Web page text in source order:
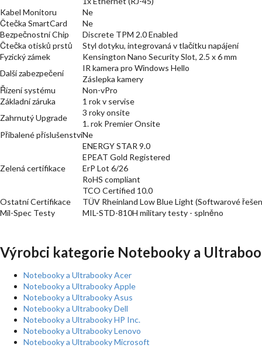
Kabel Monitoru
Ne
Čtečka SmartCard
Ne
Bezpečnostní Chip
Discrete TPM 2.0 Enabled
Čtečka otisků prstů
Styl dotyku, integrovaná v tlačítku napájení
Fyzický zámek
Kensington Nano Security Slot, 2.5 x 6 mm
Další zabezpečení
IR kamera pro Windows Hello
Záslepka kamery
Řízení systému
Non-vPro
Základní záruka
1 rok v servise
Zahrnutý Upgrade
3 roky onsite
1. rok Premier Onsite
Přibalené příslušenstvíNe
Zelená certifikace
ENERGY STAR 9.0
EPEAT Gold Registered
ErP Lot 6/26
RoHS compliant
TCO Certified 10.0
Ostatní Certifikace
TÜV Rheinland Low Blue Light (Softwarové
Mil-Spec Testy
MIL-STD-810H military testy - splněno
Výrobci kategorie Notebooky a
Notebooky a Ultrabooky Acer
Notebooky a Ultrabooky Apple
Notebooky a Ultrabooky Asus
Notebooky a Ultrabooky Dell
Notebooky a Ultrabooky HP Inc.
Notebooky a Ultrabooky Lenovo
Notebooky a Ultrabooky Microsoft